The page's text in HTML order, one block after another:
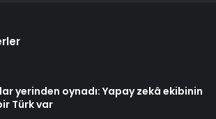
yerinden oynadı: Yapay zekâ ekibinin
Türk var